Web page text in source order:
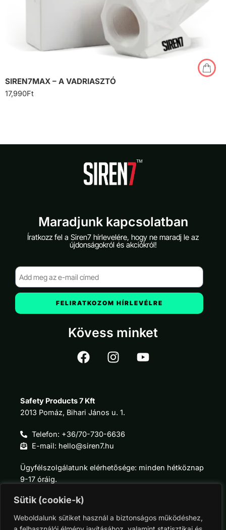
Sütik (cookie-k)
Weboldalunk sütiket használ a biztonságos működéshez,
SIREN7MAX – A VADRIASZTÓ
17,990Ft
Maradjunk kapcsolatban
Íratkozz fel a Siren7 hírlevelére, hogy ne maradj le az
újdonságokról és akciókról!
FELIRATKOZOM HÍRLEVÉLRE
Kövess minket
Safety Products 7 Kft
2013 Pomáz, Bihari János u. 1.
Telefon: +36/70-730-6636
E-mail: hello@siren7.hu
Ügyfélszolgálatunk elérhetősége: minden hétköznap
9-17 óráig.